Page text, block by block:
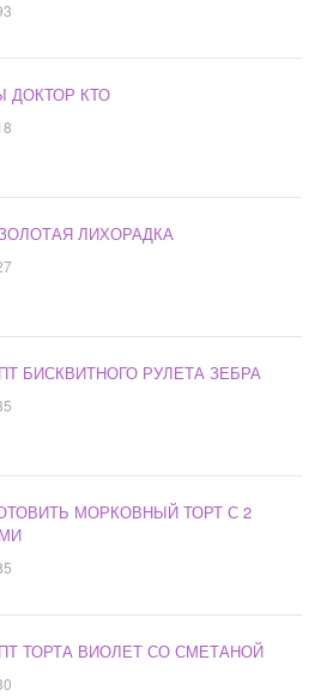
ДОКТОР КТО
ЛИХОРАДКА
БИСКВИТНОГО РУЛЕТА ЗЕБРА
МОРКОВНЫЙ ТОРТ С 2
ТОРТА ВИОЛЕТ СО СМЕТАНОЙ